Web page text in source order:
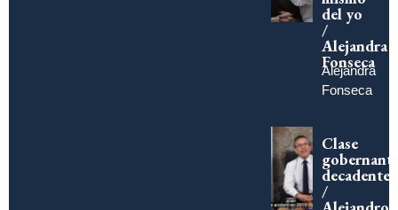
del yo
/
Alejandra
Fonseca
Alejandra
Fonseca
Clase
decadente
/